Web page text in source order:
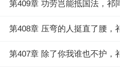
第409章 功劳岂能抵国法，祁
第408章 压弯的人挺直了腰，
第407章 除了你我谁也不护，